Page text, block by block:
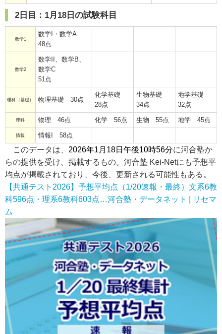
2日目：1月18日の試験科目
数学1
数学I・数学A
48点
数学2
数学II、数学B、
数学C
51点
理科（基礎） 物理基礎 30点
化学基礎
28点
生物基礎
34点
地学基礎
32点
理科 物理 46点 化学 56点 生物 55点 地学 45点
情報 情報I 58点
このデータは、 2026年1月18日午後10時56分に河合塾か
らの提供を受け、掲載するもの。河合塾 Kei-Netにも予想平
均点が掲載されており、今後、更新される可能性もある。
【共通テスト2026】予想平均点（1/20速報・最終）文系6教
科596点・理系6教科603点…河合塾・データネット | リセマ
ム